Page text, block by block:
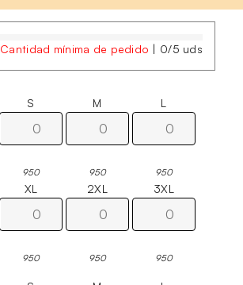
Cantidad mínima de pedido | 0/5 uds
S
950
M
950
L
950
XL
950
2XL
950
3XL
950